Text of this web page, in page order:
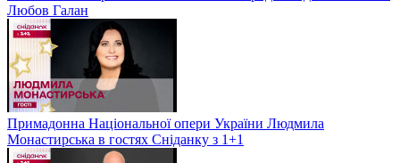
Любов Галан
Примадонна Національної опери України Людмила
Монастирська в гостях Сніданку з 1+1